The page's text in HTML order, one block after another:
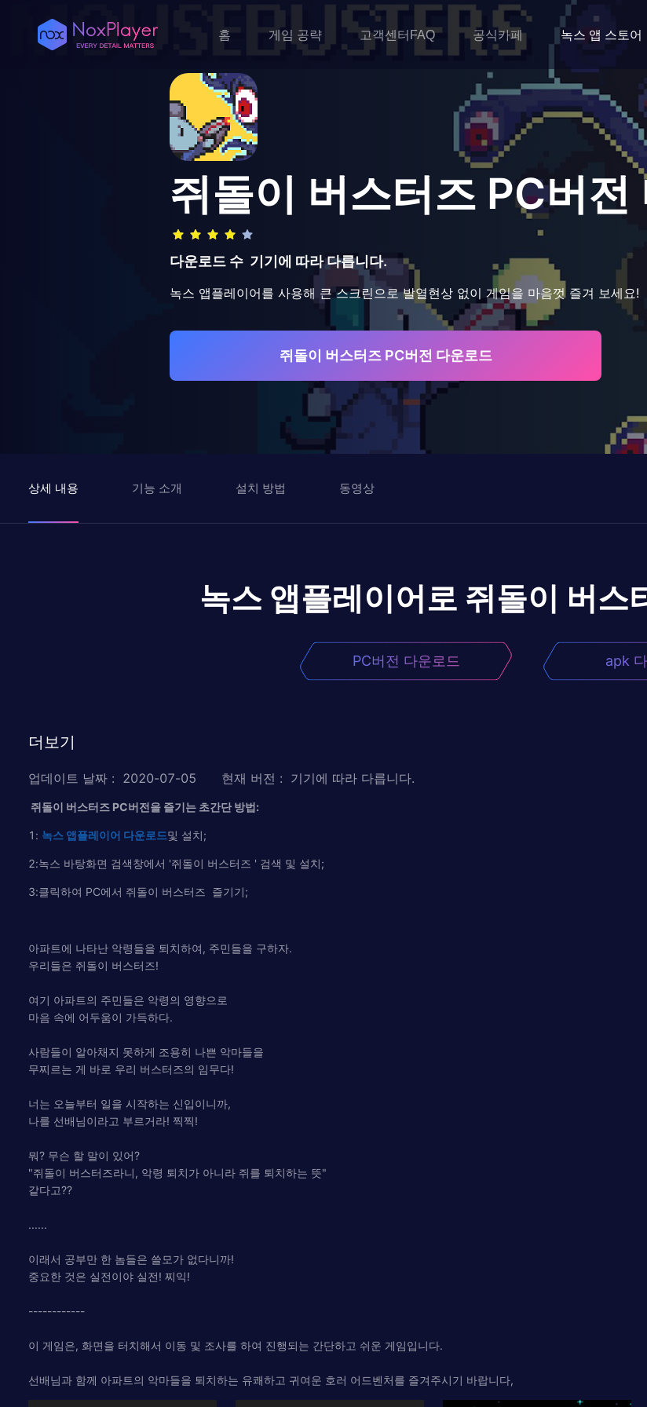
홈 게임 공략 고객센터FAQ 공식카페 녹스 앱 스토어
쥐돌이 버스터즈 PC버전
다운로드 수 기기에 따라 다릅니다.
녹스 앱플레이어를 사용해 큰 스크린으로 발열현상 없이 게임을 마음껏 즐겨 보세요!
쥐돌이 버스터즈 PC버전 다운로드
상세 내용 기능 소개 설치 방법 동영상
녹스 앱플레이어로 쥐돌이 버스
PC버전 다운로드 apk
더보기
업데이트 날짜 : 2020-07-05 현재 버전 : 기기에 따라 다릅니다.
쥐돌이 버스터즈 PC버전을 즐기는 초간단 방법:
1: 녹스 앱플레이어 다운로드및 설치;
2:녹스 바탕화면 검색창에서 '쥐돌이 버스터즈 ' 검색 및 설치;
3:클릭하여 PC에서 쥐돌이 버스터즈 즐기기;
아파트에 나타난 악령들을 퇴치하여, 주민들을 구하자.
우리들은 쥐돌이 버스터즈!
여기 아파트의 주민들은 악령의 영향으로
마음 속에 어두움이 가득하다.
사람들이 알아채지 못하게 조용히 나쁜 악마들을
무찌르는 게 바로 우리 버스터즈의 임무다!
너는 오늘부터 일을 시작하는 신입이니까,
나를 선배님이라고 부르거라! 찍찍!
뭐? 무슨 할 말이 있어?
"쥐돌이 버스터즈라니, 악령 퇴치가 아니라 쥐를 퇴치하는 뜻"
같다고??
......
이래서 공부만 한 놈들은 쓸모가 없다니까!
중요한 것은 실전이야 실전! 찌익!
------------
이 게임은, 화면을 터치해서 이동 및 조사를 하여 진행되는 간단하고 쉬운 게임입니다.
선배님과 함께 아파트의 악마들을 퇴치하는 유쾌하고 귀여운 호러 어드벤처를 즐겨주시기 바랍니다,